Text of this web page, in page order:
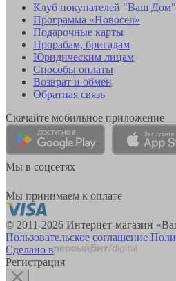
Клуб покупателей "Ваш Дом"
Программа «Новосёл»
Подарочные карты
Прорабам, бригадам
Юридическим лицам
Способы оплаты
Возврат и обмен
Обратная связь
Скачайте мобильное приложение
Мы в соцсетях
Мы принимаем к оплате
© 2011-2026 Интернет-магазин
Пользовательское соглашение
Сделано в
Регистрация